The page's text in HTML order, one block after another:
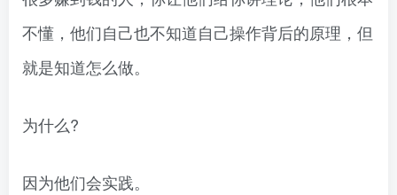
不懂，他们自己也不知道自己操作背后的原理，但
就是知道怎么做。
为什么?
因为他们会实践。